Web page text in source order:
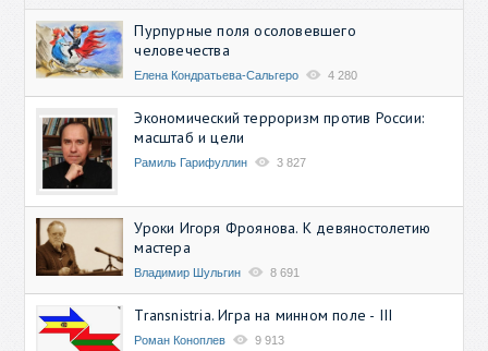
Пурпурные поля осоловевшего
человечества
Елена Кондратьева-Сальгеро 4 280
Экономический терроризм против России:
масштаб и цели
Рамиль Гарифуллин 3 827
Уроки Игоря Фроянова. К девяностолетию
мастера
Владимир Шульгин 8 691
Transnistria. Игра на минном поле - III
Роман Коноплев 9 913